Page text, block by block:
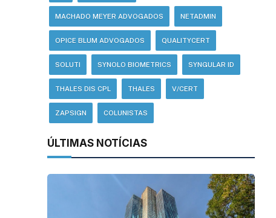
MACHADO MEYER ADVOGADOS NETADMIN
OPICE BLUM ADVOGADOS QUALITYCERT
SOLUTI SYNOLO BIOMETRICS SYNGULAR ID
THALES DIS CPL THALES V/CERT
ZAPSIGN COLUNISTAS
ÚLTIMAS NOTÍCIAS